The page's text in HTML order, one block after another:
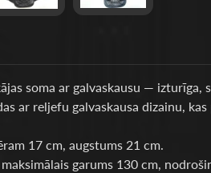
soma ar galvaskausu —
ar reljefu galvaskausa dizainu,
17 cm, augstums 21 cm.
garums 130 cm,